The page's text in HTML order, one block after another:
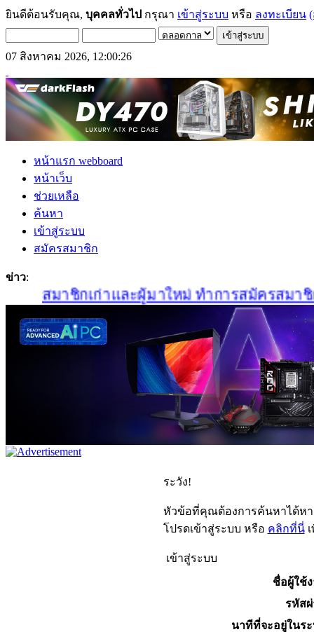
ยินดีต้อนรับคุณ, บุคคลทั่วไป กรุณา เข้าสู่ระบบ หรือ ลงทะเบียน
07 สิงหาคม 2026, 12:00:26
หน้าแรก webboard
หน้าเว็บ
ช่วยเหลือ
ค้นหา
เข้าสู่ระบบ
สมัครสมาชิก
ข่าว:
สมาชิกเก่าและผู้มาใหม่ ทำการสมัครสมาชิ
ระวัง!
หัวข้อที่คุณต้องการค้นหาได้ห
โปรดเข้าสู่ระบบ หรือ คลิกที่นี่เ
เข้าสู่ระบบ
ชื่อผู้ใช้
รหัส
นาทีที่จะอยู่ในร